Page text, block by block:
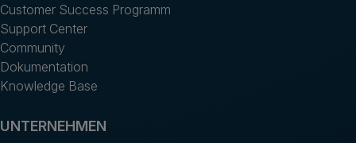
Customer Success Programm
Support Center
Community
Dokumentation
Knowledge Base
UNTERNEHMEN